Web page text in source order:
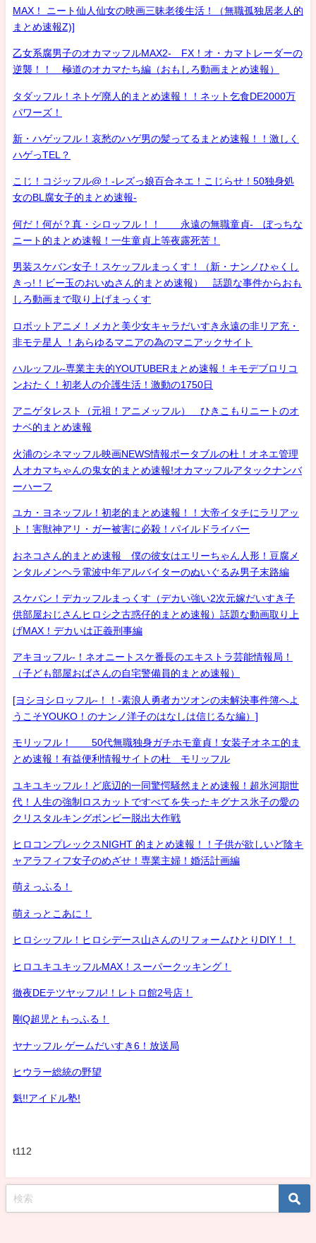
MAX！ ニート仙人仙女の映画三昧老後生活！（無職孤独居老人的
まとめ速報Z)]
乙女系腐男子のオカマッフルMAX2- FX！オ・カマトレーダーの
逆襲！！ 極道のオカマたち編（おもしろ動画まとめ速報）
タダッフル！ネトゲ廃人的まとめ速報！！ネット乞食DE2000万
パワーズ！
新・ハゲッフル！哀愁のハゲ男の髪ってるまとめ速報！！激しく
ハゲっTEL？
こじ！コジッフル@！-レズっ娘百合ネエ！こじらせ！50独身処
女のBL腐女子的まとめ速報-
何だ！何が？真・シロッフル！！ 永遠の無職童貞- ぼっちな
ニート的まとめ速報！一生童貞上等夜露死苦！
男装スケバン女子！スケッフルまっくす！（新・ナンノひゃくし
きっ!！ビー玉のおいぬさん的まとめ速報） 話題な事件からおも
しろ動画まで取り上げまっくす
ロボットアニメ！メカと美少女キャラだいすき永遠の非リア充・
非モテ星人 ！あらゆるマニアの為のマニアックサイト
ハルッフル-専業主夫的YOUTUBERまとめ速報！キモデブロリコ
ンおたく！初老人の介護生活！激動の1750日
アニゲタレスト（元祖！アニメッフル） ひきこもりニートのオ
ナベ的まとめ速報
火浦のシネマッフル映画NEWS情報ポータブルの杜！オネエ管理
人オカマちゃんの鬼女的まとめ速報!オカマッフルアタックナンバ
ーハーフ
ユカ・ヨネッフル！初老的まとめ速報！！大帝イタチにラリアッ
ト！害獣神アリ・ガー被害に必殺！パイルドライバー
おネコさん的まとめ速報 僕の彼女はエリーちゃん人形！豆腐メ
ンタルメンヘラ電波中年アルバイターのぬいぐるみ男子末路編
スケバン！デカッフルまっくす（デカい強い2次元嫁だいすき子
供部屋おじさんヒロシ之古惑仔的まとめ速報）話題な動画取り上
げMAX！デカいは正義刑事編
アキヨッフル-！ネオニートスケ番長のエキストラ芸能情報局！
（子ども部屋おばさんの自宅警備員的まとめ速報）
[ヨシヨシロッフル-！！-素浪人勇者カツオンの未解決事件簿へよ
うこそYOUKO！のナンノ洋子のはなしは信じるな編）]
モリッフル！ 50代無職独身ガチホモ童貞！女装子オネエ的ま
とめ速報！有益便利情報サイトの杜 モリッフル
ユキユキッフル！ど底辺的一同驚愕騒然まとめ速報！超氷河期世
代！人生の強制ロスカットですべてを失ったキグナス氷子の愛の
クリスタルキングボンビー脱出大作戦
ヒロコンプレックスNIGHT 的まとめ速報！！子供が欲しいど陰キ
ャアラフィフ女子のめざせ！専業主婦！婚活計画編
萌えっふる！
萌えっとこあに！
ヒロシッフル！ヒロシデース山さんのリフォームひとりDIY！！
ヒロユキユキッフルMAX！スーパークッキング！
徹夜DEテツヤッフル!！レトロ館2号店！
剛Q超児ともっふる！
ヤナッフル ゲームだいすき6！放送局
ヒウラー総統の野望
魁!!アイドル塾!
t112